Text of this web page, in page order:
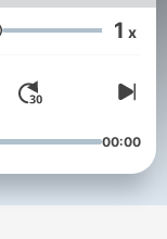
Volumen 1 x
00:00